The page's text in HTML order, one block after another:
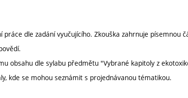
dle zadání vyučujícího. Zkouška zahrnuje písemnou
obsahu dle sylabu předmětu "Vybrané kapitoly z
kde se mohou seznámit s projednávanou tématikou.